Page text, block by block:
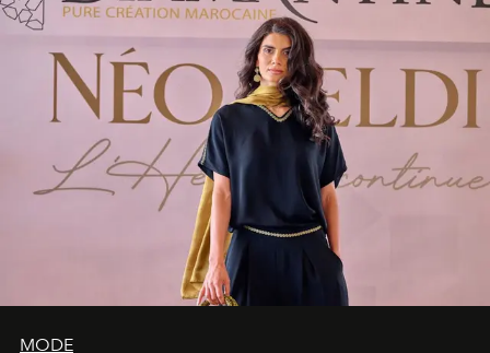
MODE